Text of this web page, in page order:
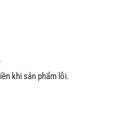
khi sản phẩm lỗi.